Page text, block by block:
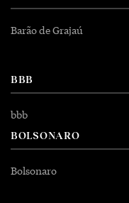
Barão de Grajaú
BBB
bbb
BOLSONARO
Bolsonaro